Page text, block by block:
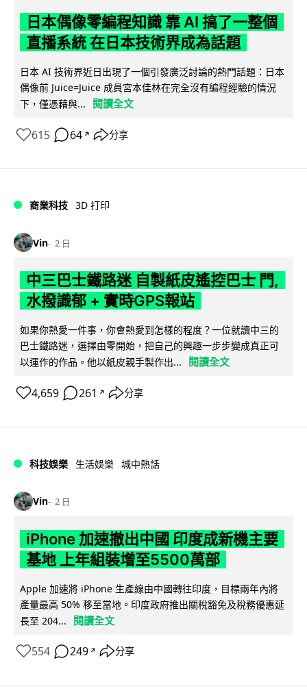
日本偶像零編程知識 靠 AI 搞了一整個
直播系統 在日本技術界成為話題
日本 AI 技術界近日出現了一個引發廣泛討論的熱門話題：日本
偶像前 Juice=Juice 成員宮本佳林在完全沒有編程經驗的情況
下，僅憑藉與...
閱讀全文
615 64 ↗ 分享
商業科技 3D 打印
Vin 2 日
中三巴士鐵路迷 自製紙皮遙控巴士 門,
水撥識郁 + 實時GPS報站
如果你熱愛一件事，你會熱愛到怎樣的程度？一位就讀中三的
巴士鐵路迷，選擇由零開始，把自己的興趣一步步變成真正可
以運作的作品。他以紙皮親手製作出...
閱讀全文
4,659 261 ↗ 分享
科技娛樂 生活娛樂 城中熱話
Vin 2 日
iPhone 加速撤出中國 印度成新機主要
基地 上年組裝增至5500萬部
Apple 加速將 iPhone 生產線由中國轉往印度，目標兩年內將
產量最高 50% 移至當地。印度政府推出關稅豁免及稅務優惠延
長至 204...
閱讀全文
554 249 ↗ 分享